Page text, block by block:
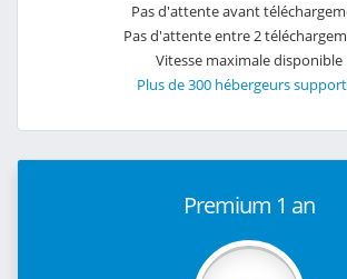
Pas d'attente avant
Pas d'attente entre 2
Vitesse maximale disponible
Plus de 300 hébergeurs
Premium 1 an